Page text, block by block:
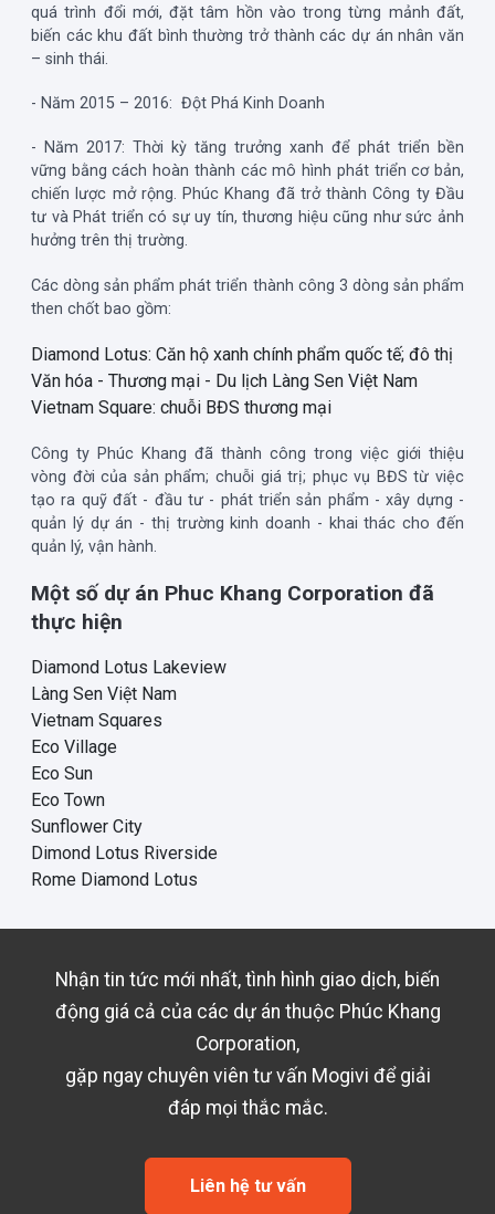
quá trình đổi mới, đặt tâm hồn vào trong từng mảnh đất,
biến các khu đất bình thường trở thành các dự án nhân văn
– sinh thái.
- Năm 2015 – 2016: Đột Phá Kinh Doanh
- Năm 2017: Thời kỳ tăng trưởng xanh để phát triển bền
vững bằng cách hoàn thành các mô hình phát triển cơ bản,
chiến lược mở rộng. Phúc Khang đã trở thành Công ty Đầu
tư và Phát triển có sự uy tín, thương hiệu cũng như sức ảnh
hưởng trên thị trường.
Các dòng sản phẩm phát triển thành công 3 dòng sản phẩm
then chốt bao gồm:
Diamond Lotus: Căn hộ xanh chính phẩm quốc tế; đô thị
Văn hóa - Thương mại - Du lịch Làng Sen Việt Nam
Vietnam Square: chuỗi BĐS thương mại
Công ty Phúc Khang đã thành công trong việc giới thiệu
vòng đời của sản phẩm; chuỗi giá trị; phục vụ BĐS từ việc
tạo ra quỹ đất - đầu tư - phát triển sản phẩm - xây dựng -
quản lý dự án - thị trường kinh doanh - khai thác cho đến
quản lý, vận hành.
Một số dự án Phuc Khang Corporation đã
thực hiện
Diamond Lotus Lakeview
Làng Sen Việt Nam
Vietnam Squares
Eco Village
Eco Sun
Eco Town
Sunflower City
Dimond Lotus Riverside
Rome Diamond Lotus
Nhận tin tức mới nhất, tình hình giao dịch, biến
động giá cả của các dự án thuộc Phúc Khang
Corporation,
gặp ngay chuyên viên tư vấn Mogivi để giải
đáp mọi thắc mắc.
Liên hệ tư vấn